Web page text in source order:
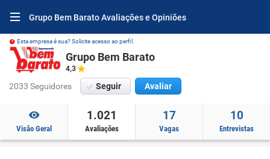
Grupo Bem Barato Avaliações e Opiniões
Esta empresa é sua? Solicite acesso ao perfil.
Grupo Bem Barato
4,3
2033 Seguidores Seguir Avaliar
Visão Geral
1.021
Avaliações
17
Vagas
10
Entrevistas